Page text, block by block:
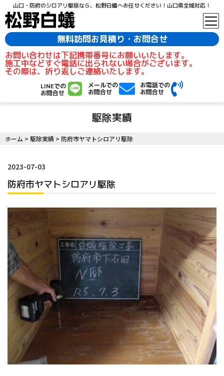
山口・防府のシロアリ駆除なら、松野白蟻へお任せください！山口県全域対応！
無料訪問お見積り・お問合せ
お問い合わせは下記携帯番号にお願いいたします。
施工中などすぐ電話に出られない場合がございます。
その際は、折り返しご連絡いたします。
LINEでの
お問合せ
メールでの
お問合せ
お電話での
お問合せ
駆除実績
ホーム > 駆除実績 > 防府市ヤマトシロアリ駆除
2023-07-03
防府市ヤマトシロアリ駆除